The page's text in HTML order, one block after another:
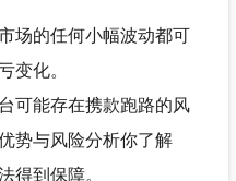
场的任何小幅波动都可
变化。
可能存在携款跑路的风
势与风险分析你了解
得到保障。